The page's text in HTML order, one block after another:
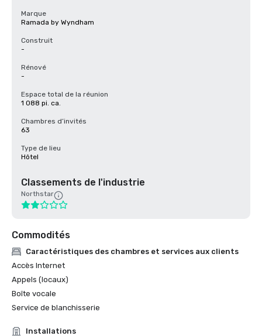
Marque
Ramada by Wyndham
Construit
-
Rénové
-
Espace total de la réunion
1 088 pi. ca.
Chambres d’invités
63
Type de lieu
Hôtel
Classements de l'industrie
Northstar
Commodités
Caractéristiques des chambres et services aux clients
Accès Internet
Appels (locaux)
Boîte vocale
Service de blanchisserie
Installations